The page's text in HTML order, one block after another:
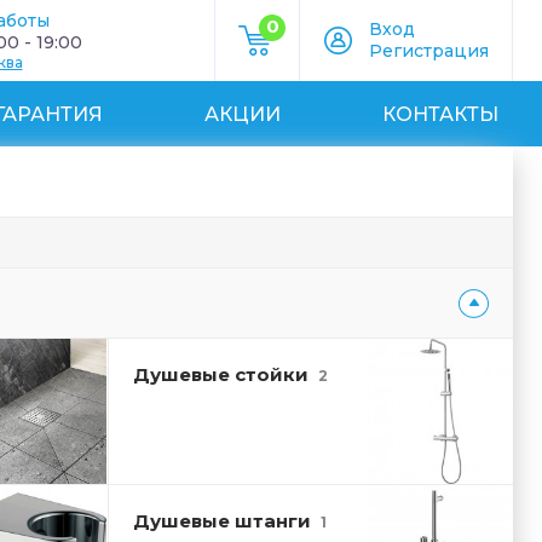
- 19:00
0
Вход
Регистрация
АКЦИИ КОНТАКТЫ
Душевые стойки 2
Душевые штанги1